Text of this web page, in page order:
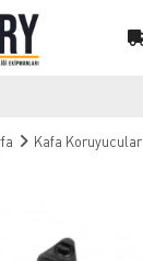
Kafa Koruyucular